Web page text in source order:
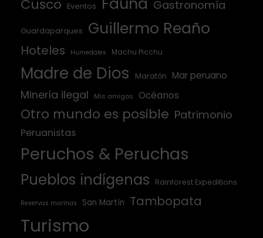
Cusco Eventos Gastronomía
Guardaparques Guillermo Reaño
Hoteles Humedales Machu Picchu
Madre de Dios Maratón Mar peruano
Minería ilegal Mis amigos Océanos
Otro mundo es posible Patrimonio
Peruanistas
Peruchos & Peruchas
Pueblos indígenas Rainforest Expeditions
Reservas marinas San Martín Tambopata
Turismo